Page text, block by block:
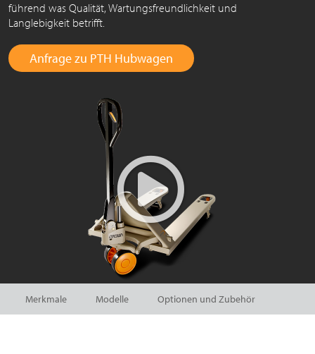
führend was Qualität, Wartungsfreundlichkeit und
Langlebigkeit betrifft.
Anfrage zu PTH Hubwagen
Merkmale Modelle Optionen und Zubehör